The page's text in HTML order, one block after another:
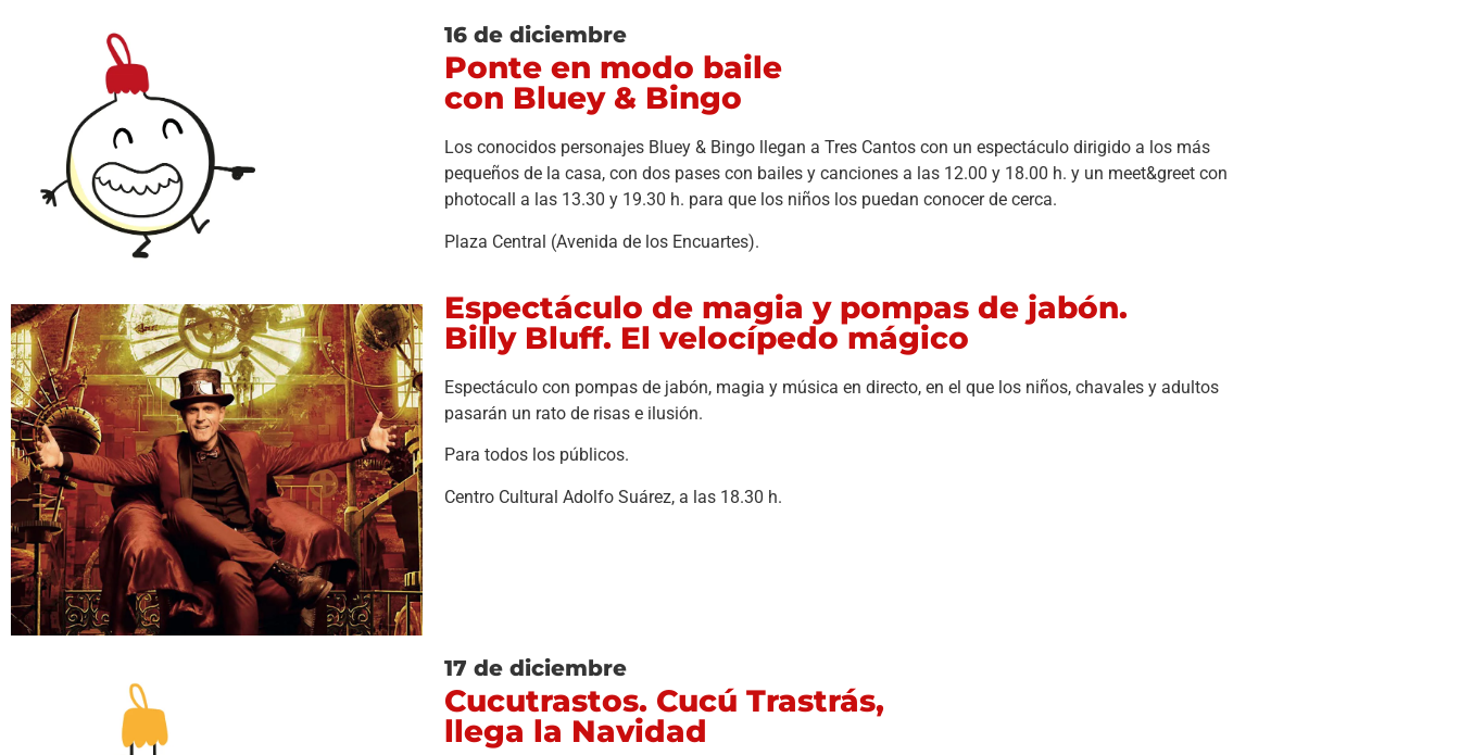
16 de diciembre
Ponte en modo baile
con Bluey & Bingo
Los conocidos personajes Bluey & Bingo llegan a Tres Cantos con un espectáculo dirigido a los más
pequeños de la casa, con dos pases con bailes y canciones a las 12.00 y 18.00 h. y un meet&greet con
photocall a las 13.30 y 19.30 h. para que los niños los puedan conocer de cerca.
Plaza Central (Avenida de los Encuartes).
Espectáculo de magia y pompas de jabón.
Billy Bluff. El velocípedo mágico
Espectáculo con pompas de jabón, magia y música en directo, en el que los niños, chavales y adultos
pasarán un rato de risas e ilusión.
Para todos los públicos.
Centro Cultural Adolfo Suárez, a las 18.30 h.
17 de diciembre
Cucutrastos. Cucú Trastrás,
llega la Navidad